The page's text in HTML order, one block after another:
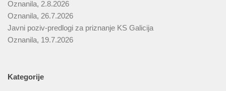
Oznanila, 2.8.2026
Oznanila, 26.7.2026
Javni poziv-predlogi za priznanje KS Galicija
Oznanila, 19.7.2026
Kategorije